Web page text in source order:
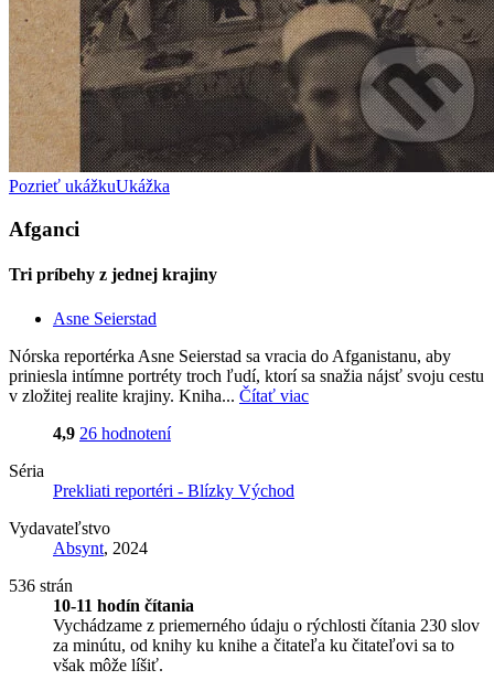
Pozrieť ukážkuUkážka
Afganci
Tri príbehy z jednej krajiny
Asne Seierstad
Nórska reportérka Asne Seierstad sa vracia do Afganistanu, aby
priniesla intímne portréty troch ľudí, ktorí sa snažia nájsť svoju cestu
v zložitej realite krajiny. Kniha... Čítať viac
4,9 26 hodnotení
Séria
Prekliati reportéri - Blízky Východ
Vydavateľstvo
Absynt, 2024
536 strán
10-11 hodín čítania
Vychádzame z priemerného údaju o rýchlosti čítania 230 slov
za minútu, od knihy ku knihe a čitateľa ku čitateľovi sa to
však môže líšiť.